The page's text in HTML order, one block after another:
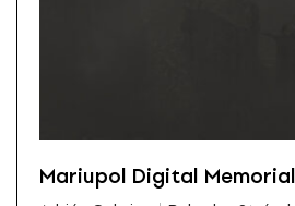
Mariupol Digital Memorial